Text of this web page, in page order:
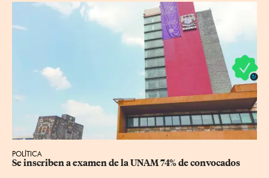
POLÍTICA
Se inscriben a examen de la UNAM 74% de convocados